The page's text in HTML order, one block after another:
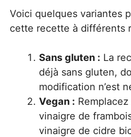
Voici quelques variantes
cette recette à différents
Sans gluten : La
déjà sans gluten,
modification n’est
Vegan :
vinaigre de
vinaigre de cidre